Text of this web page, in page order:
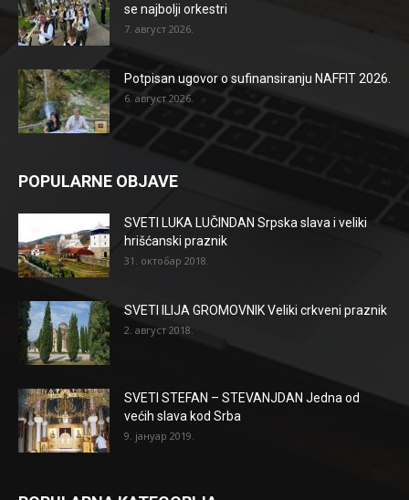
se najbolji orkestri
7. август 2026.
Potpisan ugovor o sufinansiranju NAFFIT 2026.
6. август 2026.
POPULARNE OBJAVE
SVETI LUKA LUČINDAN Srpska slava i veliki
hrišćanski praznik
31. октобар 2018.
SVETI ILIJA GROMOVNIK Veliki crkveni praznik
2. август 2018.
SVETI STEFAN – STEVANJDAN Jedna od
većih slava kod Srba
9. јануар 2019.